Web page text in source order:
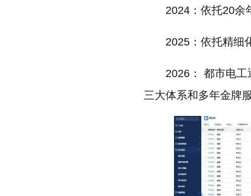
2024：依托20余
2025：依托精细
2026： 都市电
三大体系和多年金牌